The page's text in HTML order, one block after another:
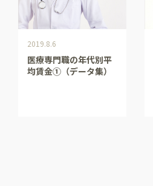
2019.8.6
医療専門職の年代別平
均賃金①（データ集）